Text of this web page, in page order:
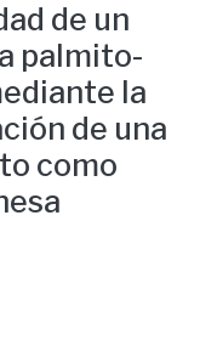
de un
palmito-
la
de una
como